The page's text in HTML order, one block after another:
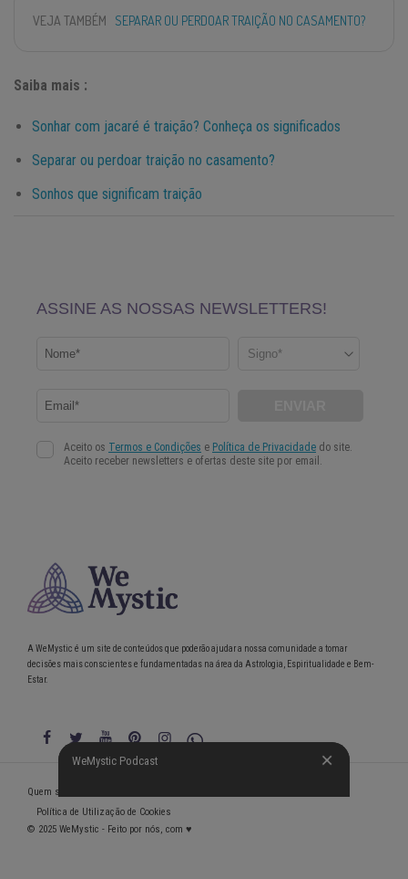
VEJA TAMBÉM SEPARAR OU PERDOAR TRAIÇÃO NO CASAMENTO?
Saiba mais :
Sonhar com jacaré é traição? Conheça os significados
Separar ou perdoar traição no casamento?
Sonhos que significam traição
WeMystic Podcast
A WeMystic é um site de conteúdos que poderão ajudar a nossa comunidade a tomar
decisões mais conscientes e fundamentadas na área da Astrologia, Espiritualidade e Bem-
Estar.
WeMystic Podcast
Quem somos
Política de Utilização de Cookies
© 2025 WeMystic - Feito por nós, com ♥